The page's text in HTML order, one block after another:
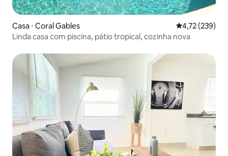
Casa ⋅ Coral Gables 4,72 de uma
4,72 (239)
Linda casa com piscina, pátio tropical, cozinha nova